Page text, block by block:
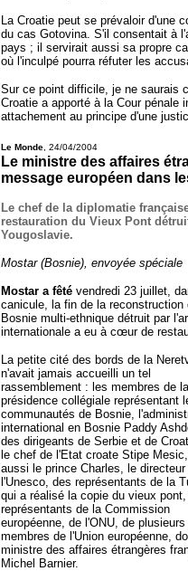
La Croatie peut se prévaloir d'une
du cas Gotovina. S'il consentait à
pays ; il servirait aussi sa propre
où l'inculpé pourra réfuter les
Sur ce point difficile, je ne saurais
Croatie a apporté à la Cour pénale
attachement au principe d'une
Le Monde , 24/04/2004
Le ministre des affaires
message européen dans
Le chef de la diplomatie
restauration du Vieux Pont
Yougoslavie.
Mostar (Bosnie), envoyée spéciale
Mostar a fêté vendredi 23 juillet,
canicule, la fin de la
Bosnie multi-ethnique détruit par
internationale a eu à cœur de
La petite cité des bords de la
n'avait jamais accueilli un tel
rassemblement : les membres de la
présidence collégiale représentant
communautés de Bosnie,
international en Bosnie Paddy
des dirigeants de Serbie et de
le chef de l'Etat croate Stipe
aussi le prince Charles, le directeur
l'Unesco, des représentants de la
qui a réalisé la copie du vieux pont,
représentants de la Commission
européenne, de l'ONU, de
membres de l'Union européenne,
ministre des affaires étrangères
Michel Barnier.